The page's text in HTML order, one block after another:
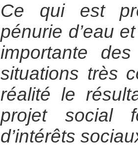
Ce qui est
pénurie d’eau
importante
situations très
réalité le
projet
d’intérêts